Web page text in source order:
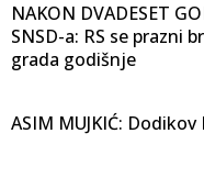
NAKON DVADESET
SNSD-a: RS se prazni
grada godišnje
ASIM MUJKIĆ: Dodikov